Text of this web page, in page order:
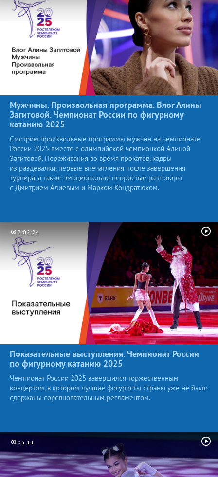
Мужчины. Произвольная программа. Влог Алины
Загитовой. Чемпионат России по фигурному
катанию 2025
Смотрим произвольные программы мужчин на чемпионате
России 2025 вместе с олимпийской чемпионкой Алиной
Загитовой. Переживания во время прокатов, кадры
из раздевалки, первые впечатления после завершения
турнира, а также эмоционально непростые разговоры
с Дмитрием Алиевым и Марком Кондратюком.
2:02:24
Показательные выступления. Чемпионат России
по фигурному катанию 2025
Чемпионат России 2025 завершился торжественным
концертом, в котором лучшие фигуристы страны уже не были
сдержаны соревновательным регламентом.
05:14